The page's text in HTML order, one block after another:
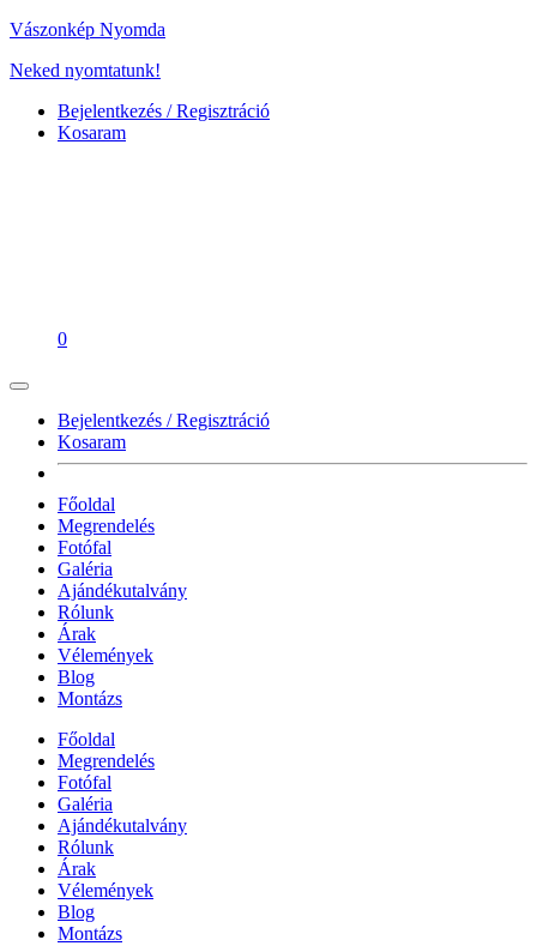
Vászonkép Nyomda
Neked nyomtatunk!
Bejelentkezés / Regisztráció
Kosaram
0
Bejelentkezés / Regisztráció
Kosaram
Főoldal
Megrendelés
Fotófal
Galéria
Ajándékutalvány
Rólunk
Árak
Vélemények
Blog
Montázs
Főoldal
Megrendelés
Fotófal
Galéria
Ajándékutalvány
Rólunk
Árak
Vélemények
Blog
Montázs